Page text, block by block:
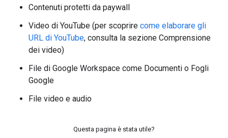
Contenuti protetti da paywall
Video di YouTube (per scoprire come elaborare gli
URL di YouTube, consulta la sezione Comprensione
dei video)
File di Google Workspace come Documenti o Fogli
Google
File video e audio
Questa pagina è stata utile?